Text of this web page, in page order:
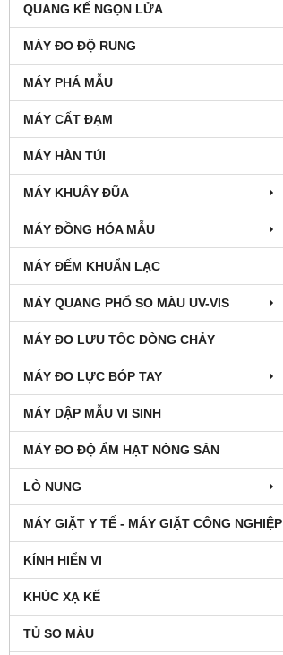
QUANG KẾ NGỌN LỬA
MÁY ĐO ĐỘ RUNG
MÁY PHÁ MẪU
MÁY CẤT ĐẠM
MÁY HÀN TÚI
MÁY KHUẤY ĐŨA
MÁY ĐỒNG HÓA MẪU
MÁY ĐẾM KHUẨN LẠC
MÁY QUANG PHỔ SO MÀU UV-VIS
MÁY ĐO LƯU TỐC DÒNG CHẢY
MÁY ĐO LỰC BÓP TAY
MÁY DẬP MẪU VI SINH
MÁY ĐO ĐỘ ẨM HẠT NÔNG SẢN
LÒ NUNG
MÁY GIẶT Y TẾ - MÁY GIẶT CÔNG NGHIỆP
KÍNH HIỂN VI
KHÚC XẠ KẾ
TỦ SO MÀU